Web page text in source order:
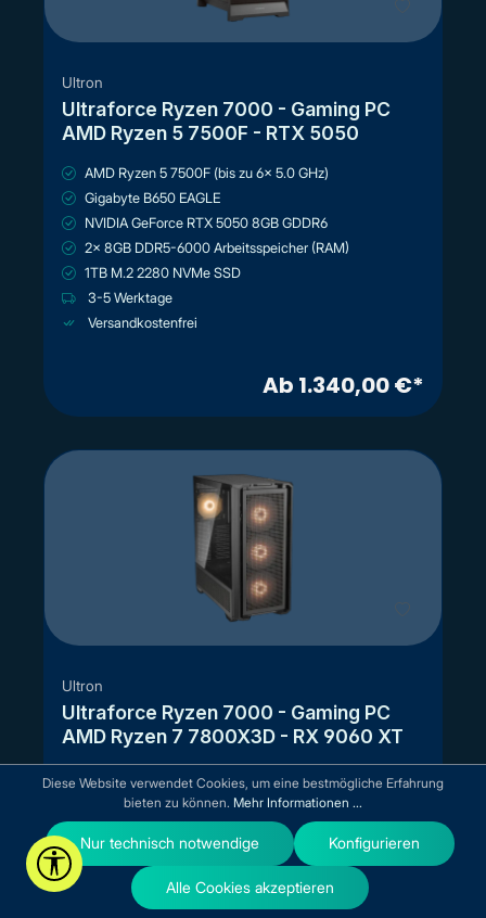
Ultron
Ultraforce Ryzen 7000 - Gaming PC
AMD Ryzen 5 7500F - RTX 5050
AMD Ryzen 5 7500F (bis zu 6x 5.0 GHz)
Gigabyte B650 EAGLE
NVIDIA GeForce RTX 5050 8GB GDDR6
2x 8GB DDR5-6000 Arbeitsspeicher (RAM)
1TB M.2 2280 NVMe SSD
3-5 Werktage
Versandkostenfrei
Ab 1.340,00 €*
Ultron
Ultraforce Ryzen 7000 - Gaming PC
AMD Ryzen 7 7800X3D - RX 9060 XT
AMD Ryzen 7 7800X3D (bis zu 8x 5.0 GHz)
Gigabyte B850 Gaming X WIFI6E
AMD Radeon RX 9060 XT 16GB GDDR6
2x 16GB DDR5-6000 Arbeitsspeicher (RAM)
2TB M.2 2280 NVMe SSD
360mm All-In-One-Wasserkühlung
Werkzeugleiste anzeigen
Diese Website verwendet Cookies, um eine bestmögliche Erfahrung
bieten zu können. Mehr Informationen ...
Nur technisch notwendige Konfigurieren
Alle Cookies akzeptieren